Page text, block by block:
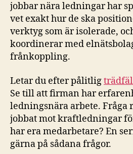
jobbar nära ledningar har
vet exakt hur de ska
verktyg som är isolerade,
koordinerar med
frånkoppling.
Letar du efter pålitlig
Se till att firman har
ledningsnära arbete. Fråga
jobbat mot kraftledningar
har era medarbetare? En
gärna på sådana frågor.